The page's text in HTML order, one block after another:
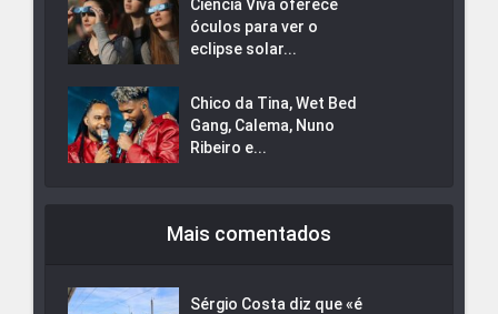
Ciência Viva oferece
óculos para ver o
eclipse solar...
Chico da Tina, Wet Bed
Gang, Calema, Nuno
Ribeiro e...
Mais comentados
Sérgio Costa diz que «é